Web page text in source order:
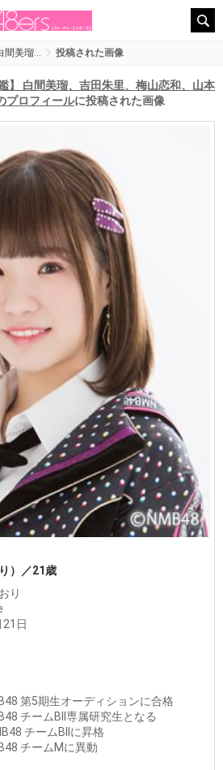
間美瑠… 投稿された画像
】 白間美瑠、吉田朱里、梅山恋和、山本
プロフィールに投稿された画像
）／21歳
り
21日
第5期生オーディションに合格
チームBII専属研究生となる
チームBIIに昇格
チームMに異動